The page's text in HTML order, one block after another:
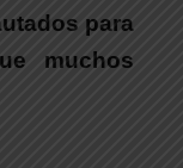
para
muchos